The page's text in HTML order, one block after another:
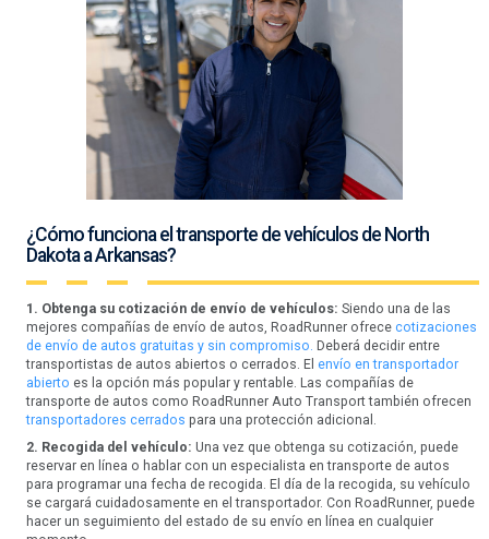
¿Cómo funciona el transporte de vehículos de North
Dakota a Arkansas?
1. Obtenga su cotización de envío de vehículos: Siendo una de las
mejores compañías de envío de autos, RoadRunner ofrece cotizaciones
de envío de autos gratuitas y sin compromiso. Deberá decidir entre
transportistas de autos abiertos o cerrados. El envío en transportador
abierto es la opción más popular y rentable. Las compañías de
transporte de autos como RoadRunner Auto Transport también ofrecen
transportadores cerrados para una protección adicional.
2. Recogida del vehículo: Una vez que obtenga su cotización, puede
reservar en línea o hablar con un especialista en transporte de autos
para programar una fecha de recogida. El día de la recogida, su vehículo
se cargará cuidadosamente en el transportador. Con RoadRunner, puede
hacer un seguimiento del estado de su envío en línea en cualquier